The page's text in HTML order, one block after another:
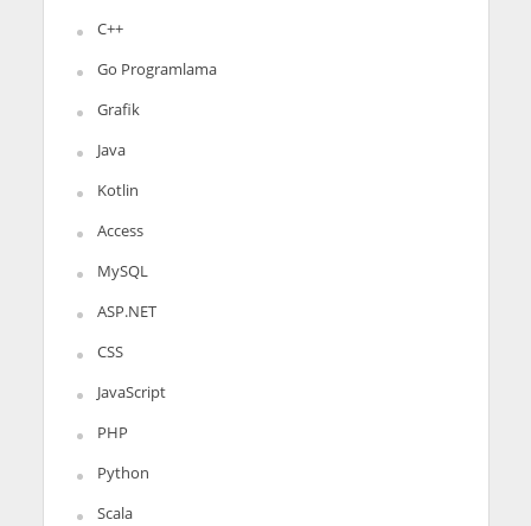
C++
Go Programlama
Grafik
Java
Kotlin
Access
MySQL
ASP.NET
CSS
JavaScript
PHP
Python
Scala